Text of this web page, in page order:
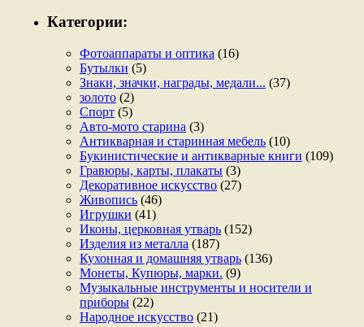
Категории:
Фотоаппараты и оптика (16)
Бутылки (5)
Знаки, значки, награды, медали... (37)
золото (2)
Спорт (5)
Авто-мото старина (3)
Антикварная и старинная мебель (10)
Букинистические и антикварные книги (109)
Гравюры, карты, плакаты (3)
Декоративное искусство (27)
Живопись (46)
Игрушки (41)
Иконы, церковная утварь (152)
Изделия из металла (187)
Кухонная и домашняя утварь (136)
Монеты, Купюры, марки. (9)
Музыкальные инструменты и носители и
приборы (22)
Народное искусство (21)